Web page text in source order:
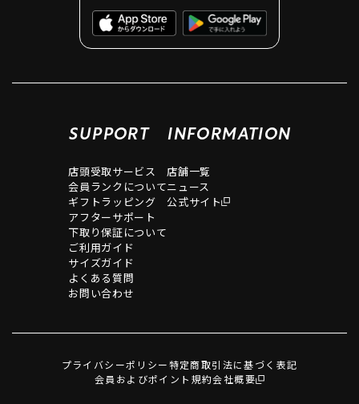
SUPPORT
店頭受取サービス
会員ランクについて
ギフトラッピング
アフターサポート
下取り保証について
ご利用ガイド
サイズガイド
よくある質問
お問い合わせ
INFORMATION
店舗一覧
ニュース
公式サイト
プライバシーポリシー特定商取引法に基づく表記
会員およびポイント規約会社概要